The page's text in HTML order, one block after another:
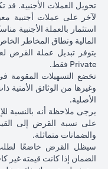
أصل
مبلغ
القرض +
الفائدة
بعد 1
إذا استمريت
2.00٪
100،166.67 دولار أمريكي.
الآن بعد أن
10,508,750 ين ياباني.
سعر
الصرف
الأجنبي
للعميل
(بما في
ذلك
الياباني مقابل
تحويل العملات الأجنبية.
لآخر على عملات أجنبية
استثمار بالعملة الأجنبية
المالية ونطاق المخاطر
Private فقط.
تخضع التسهيلات المقومة
وغيرها من الوثائق الأمنية
الأصلية.
على نسبة القرض إلى
والضمانات متماثلة.
سيظل القرض خاضعًا
الضمان إذا كانت قيمته غير